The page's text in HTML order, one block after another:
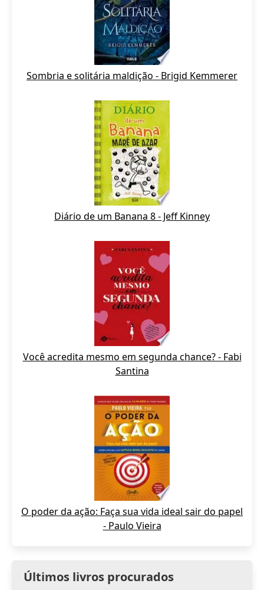
Sombria e solitária maldição - Brigid Kemmerer
Diário de um Banana 8 - Jeff Kinney
Você acredita mesmo em segunda chance? - Fabi
Santina
O poder da ação: Faça sua vida ideal sair do papel
- Paulo Vieira
Últimos livros procurados